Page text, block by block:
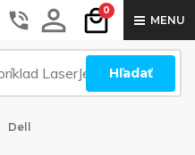
0
MENU
Hľadať
Dell